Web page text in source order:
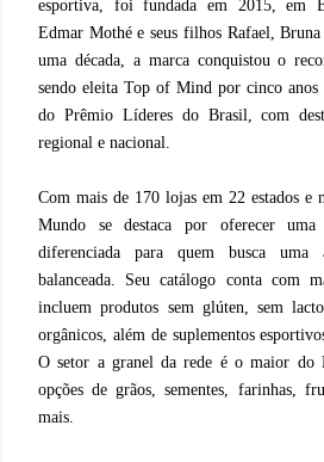
esportiva, foi fundada em 2015, em
Edmar Mothé e seus filhos Rafael,
uma década, a marca conquistou o
sendo eleita Top of Mind por cinco anos
do Prêmio Líderes do Brasil, com
regional e nacional.
Com mais de 170 lojas em 22 estados
Mundo se destaca por oferecer uma
diferenciada para quem busca uma
balanceada. Seu catálogo conta com
incluem produtos sem glúten, sem
orgânicos, além de suplementos
O setor a granel da rede é o maior do
opções de grãos, sementes, farinhas,
mais.